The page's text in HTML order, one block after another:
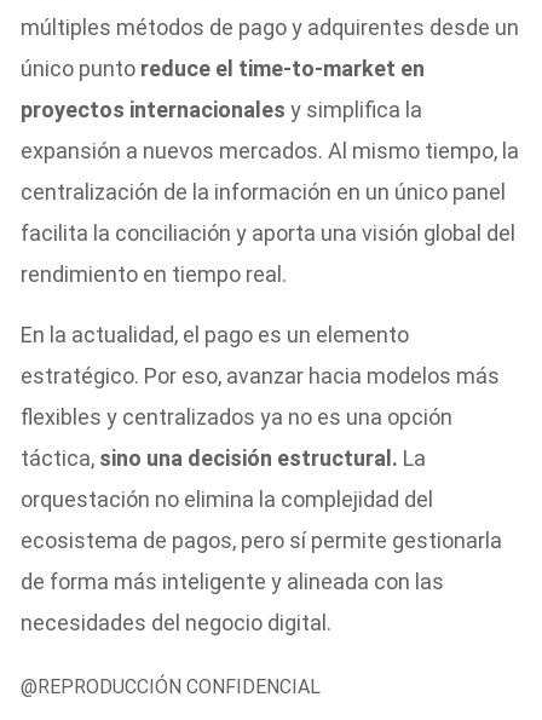
múltiples métodos de pago y adquirentes desde un
único punto reduce el time-to-market en
proyectos internacionales y simplifica la
expansión a nuevos mercados. Al mismo tiempo, la
centralización de la información en un único panel
facilita la conciliación y aporta una visión global del
rendimiento en tiempo real.
En la actualidad, el pago es un elemento
estratégico. Por eso, avanzar hacia modelos más
flexibles y centralizados ya no es una opción
táctica, sino una decisión estructural. La
orquestación no elimina la complejidad del
ecosistema de pagos, pero sí permite gestionarla
de forma más inteligente y alineada con las
necesidades del negocio digital.
@REPRODUCCIÓN CONFIDENCIAL